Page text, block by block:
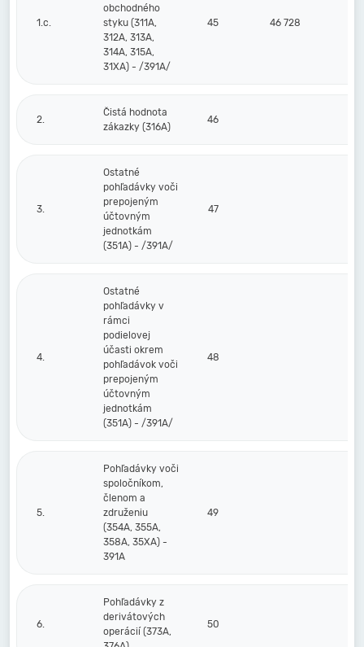
1.c.
obchodného
styku (311A,
312A, 313A,
314A, 315A,
31XA) - /391A/
45 46 728
2.
Čistá hodnota
zákazky (316A)
46
3.
Ostatné
pohľadávky voči
prepojeným
účtovným
jednotkám
(351A) - /391A/
47
4.
Ostatné
pohľadávky v
rámci
podielovej
účasti okrem
pohľadávok voči
prepojeným
účtovným
jednotkám
(351A) - /391A/
48
5.
Pohľadávky voči
spoločníkom,
členom a
združeniu
(354A, 355A,
358A, 35XA) -
391A
49
6.
Pohľadávky z
derivátových
operácií (373A,
50